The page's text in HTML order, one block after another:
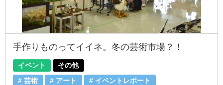
手作りものってイイネ。冬の芸術市場？！
イベント その他
芸術 アート イベントレポート